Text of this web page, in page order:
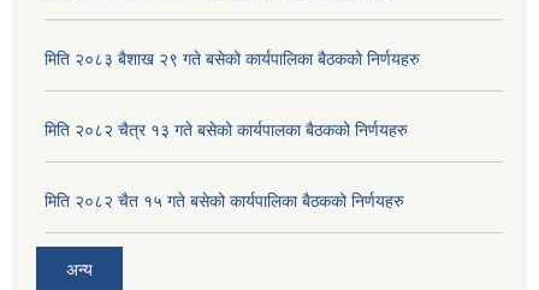
मिति २०८३ बैशाख २९ गते बसेको कार्यपालिका बैठकको निर्णयहरु
मिति २०८२ चैत्र १३ गते बसेको कार्यपालका बैठकको निर्णयहरु
मिति २०८२ चैत १५ गते बसेको कार्यपालिका बैठकको निर्णयहरु
अन्य